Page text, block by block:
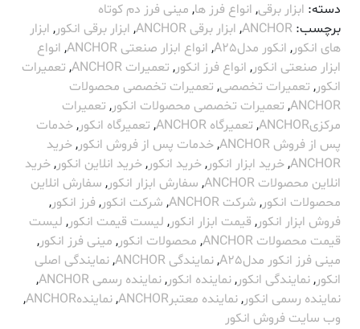
دسته: ابزار برقی, انواع فرز ها, مینی فرز دم کوتاه
برچسب: ANCHOR
, ابزار برقی ANCHOR , ابزار برقی انکور, ابزار
های انکور, انکور مدلA25 , انواع ابزار صنعتی ANCHOR , انواع
ابزار صنعتی انکور, انواع فرز انکور, تعمیرات ANCHOR , تعمیرات
انکور, تعمیرات تخصصی, تعمیرات تخصصی محصولات
ANCHOR
, تعمیرات تخصصی محصولات انکور, تعمیرات
مرکزیANCHOR
, تعمیرگاه ANCHOR , تعمیرگاه انکور,خدمات
پس از فروش ANCHOR
,خدمات پس از فروش انکور,خرید
ANCHOR
,خرید ابزار انکور,خرید انکور,خرید انلاین انکور,خرید
انلاین محصولات ANCHOR
, سفارش ابزار انکور, سفارش انلاین
محصولات انکور, شرکت ANCHOR , شرکت انکور, فرز انکور,
فروش ابزار انکور, قیمت ابزار انکور, لیست قیمت انکور, لیست
قیمت محصولات ANCHOR
, محصولات انکور, مینی فرز انکور,
مینی فرز انکور مدلA25
,نمایندگی ANCHOR ,نمایندگی اصلی
انکور,نمایندگی انکور,نماینده انکور,نماینده رسمی ANCHOR
,
نماینده رسمی انکور,نماینده معتبرANCHOR ,نمایندهANCHOR
,
وب سایت فروش انکور